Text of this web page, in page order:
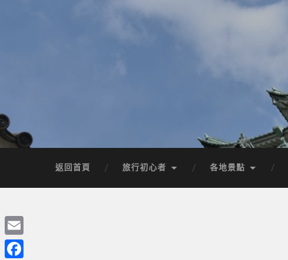
返回首頁 旅行初心者 各地景點
Email